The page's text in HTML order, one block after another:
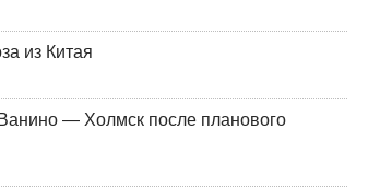
из Китая
— Холмск после планового